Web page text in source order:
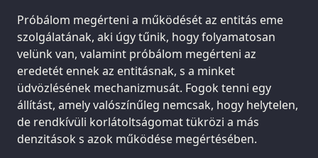
Próbálom megérteni a működését az entitás eme
szolgálatának, aki úgy tűnik, hogy folyamatosan
velünk van, valamint próbálom megérteni az
eredetét ennek az entitásnak, s a minket
üdvözlésének mechanizmusát. Fogok tenni egy
állítást, amely valószínűleg nemcsak, hogy helytelen,
de rendkívüli korlátoltságomat tükrözi a más
denzitások s azok működése megértésében.